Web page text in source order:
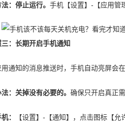
： 停止运行。 手机【设置】-【应用管
： 长期开启手机通知
通知的消息推送时，手机自动亮屏会
： 关掉没有必要的。 确保只开启真正
： 【设置】-【通知】，点击图标【允